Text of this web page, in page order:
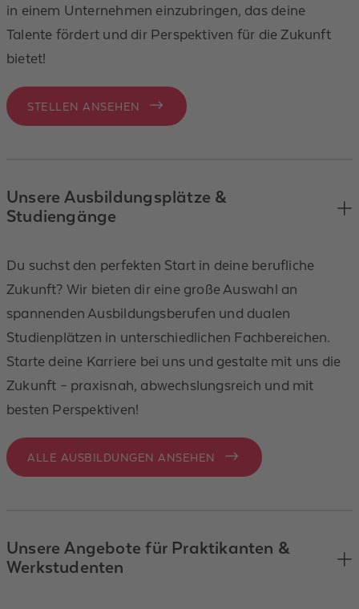
in einem Unternehmen einzubringen, das deine
Talente fördert und dir Perspektiven für die Zukunft
bietet!
STELLEN ANSEHEN
Unsere Ausbildungsplätze &
Studiengänge
Du suchst den perfekten Start in deine berufliche
Zukunft? Wir bieten dir eine große Auswahl an
spannenden Ausbildungsberufen und dualen
Studienplätzen in unterschiedlichen Fachbereichen.
Starte deine Karriere bei uns und gestalte mit uns die
Zukunft – praxisnah, abwechslungsreich und mit
besten Perspektiven!
ALLE AUSBILDUNGEN ANSEHEN
Unsere Angebote für Praktikanten &
Werkstudenten